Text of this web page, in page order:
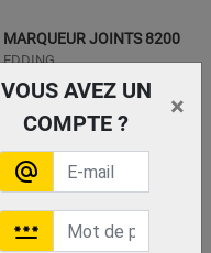
MARQUEUR JOINTS 8200
EDDING
VOUS AVEZ UN
COMPTE ?
×
alternate_email
password